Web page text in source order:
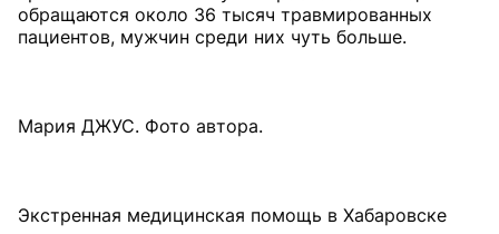
обращаются около 36 тысяч травмированных
пациентов, мужчин среди них чуть больше.
Мария ДЖУС. Фото автора.
Экстренная медицинская помощь в Хабаровске